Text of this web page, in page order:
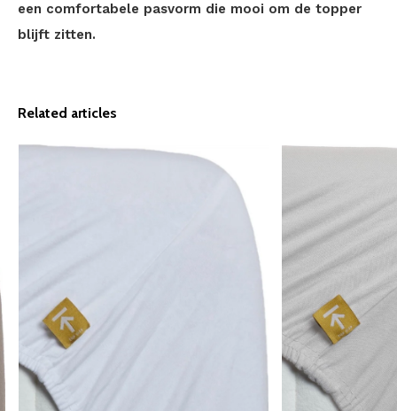
een comfortabele pasvorm die mooi om de topper
blijft zitten.
Related articles